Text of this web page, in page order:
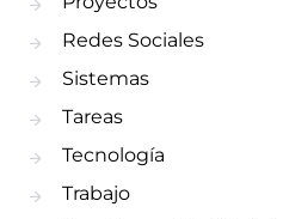
Redes Sociales
Sistemas
Tareas
Tecnología
Trabajo